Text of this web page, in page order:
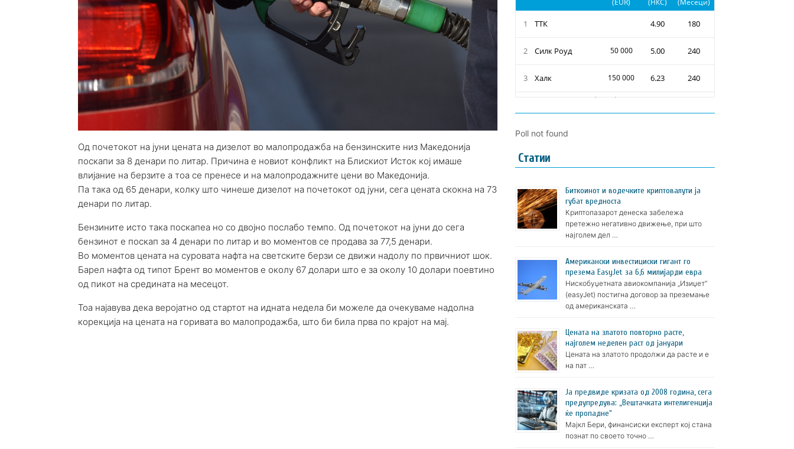
Од почетокот на јуни цената на дизелот во малопродажба на бензинските низ Македонија
поскапи за 8 денари по литар. Причина е новиот конфликт на Блискиот Исток кој имаше
влијание на берзите а тоа се пренесе и на малопродажните цени во Македонија.
Па така од 65 денари, колку што чинеше дизелот на почетокот од јуни, сега цената скокна на 73
денари по литар.
Бензините исто така поскапеа но со двојно послабо темпо. Од почетокот на јуни до сега
бензинот е поскап за 4 денари по литар и во моментов се продава за 77,5 денари.
Во моментов цената на суровата нафта на светските берзи се движи надолу по првичниот шок.
Барел нафта од типот Брент во моментов е околу 67 долари што е за околу 10 долари поевтино
од пикот на средината на месецот.
Тоа најавува дека веројатно од стартот на идната недела би можеле да очекуваме надолна
корекција на цената на горивата во малопродажба, што би била прва по крајот на мај.
Poll not found
Статии
Биткоинот и водечките криптовалути ја
губат вредноста
Криптопазарот денеска забележа
претежно негативно движење, при што
најголем дел …
Американски инвестициски гигант го
презема EasyJet за 6,6 милијарди евра
Нискобуџетната авиокомпанија „Изиџет“
(easyJet) постигна договор за преземање
од американската …
Цената на златото пoвторно расте,
најголем неделен раст од јануари
Цената на златото продолжи да расте и е
на пат …
Ја предвиде кризата од 2008 година, сега
предупредува: „Вештачката интелигенција
ќе пропадне“
Мајкл Бери, финансиски експерт кој стана
познат по своето точно …